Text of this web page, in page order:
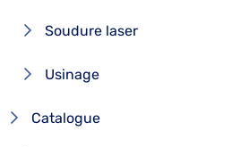
Soudure laser
Usinage
Catalogue